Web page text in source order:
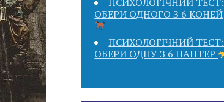
ОБЕРИ ОДНОГО З 6 КОНЕЙ
ПСИХОЛОГІЧНИЙ ТЕСТ:
ОБЕРИ ОДНУ З 6 ПАНТЕР